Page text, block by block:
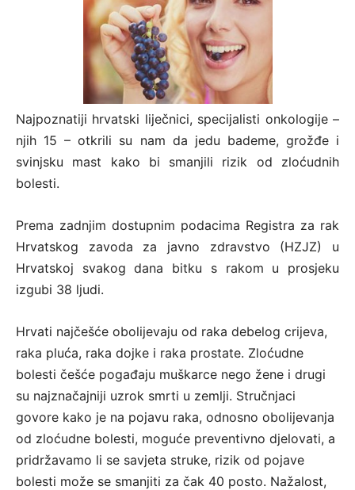
Najpoznatiji hrvatski liječnici, specijalisti onkologije –
njih 15 – otkrili su nam da jedu bademe, grožđe i
svinjsku mast kako bi smanjili rizik od zloćudnih
bolesti.
Prema zadnjim dostupnim podacima Registra za rak
Hrvatskog zavoda za javno zdravstvo (HZJZ) u
Hrvatskoj svakog dana bitku s rakom u prosjeku
izgubi 38 ljudi.
Hrvati najčešće obolijevaju od raka debelog crijeva,
raka pluća, raka dojke i raka prostate. Zloćudne
bolesti češće pogađaju muškarce nego žene i drugi
su najznačajniji uzrok smrti u zemlji. Stručnjaci
govore kako je na pojavu raka, odnosno obolijevanja
od zloćudne bolesti, moguće preventivno djelovati, a
pridržavamo li se savjeta struke, rizik od pojave
bolesti može se smanjiti za čak 40 posto. Nažalost,